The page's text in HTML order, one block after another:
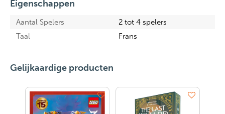
Eigenschappen
Aantal Spelers
2 tot 4 spelers
Taal
Frans
Gelijkaardige producten